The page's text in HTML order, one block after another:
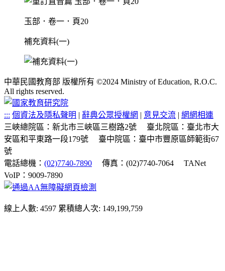
玉部．卷一．頁20
補充資料(一)
中華民國教育部 版權所有 ©2024 Ministry of Education, R.O.C.
All rights reserved.
::: 個資法及隱私聲明 | 辭典公眾授權網 | 意見交流 | 網網相連
三峽總院區：新北市三峽區三樹路2號
臺北院區：臺北市大
安區和平東路一段179號
臺中院區：臺中市豐原區師範街67
號
電話總機： (02)7740-7890 傳真：(02)7740-7064
TANet
VoIP：9009-7890
線上人數: 4597 累積總人次: 149,199,759